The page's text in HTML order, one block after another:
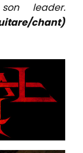
leader.
chant)